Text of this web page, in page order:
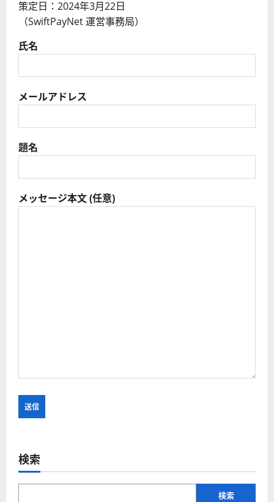
策定日：2024年3月22日
（SwiftPayNet 運営事務局）
氏名
メールアドレス
題名
メッセージ本文 (任意)
検索
検索